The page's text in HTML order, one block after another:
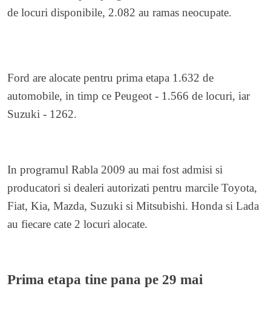
de locuri disponibile, 2.082 au ramas neocupate.
Ford are alocate pentru prima etapa 1.632 de
automobile, in timp ce Peugeot - 1.566 de locuri, iar
Suzuki - 1262.
In programul Rabla 2009 au mai fost admisi si
producatori si dealeri autorizati pentru marcile Toyota,
Fiat, Kia, Mazda, Suzuki si Mitsubishi. Honda si Lada
au fiecare cate 2 locuri alocate.
Prima etapa tine pana pe 29 mai